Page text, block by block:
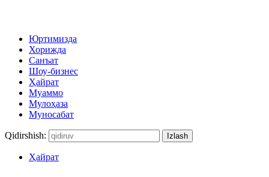
Юртимизда
Хорижда
Санъат
Шоу-бизнес
Ҳайрат
Муаммо
Мулоҳаза
Муносабат
Qidirshish:
Ҳайрат